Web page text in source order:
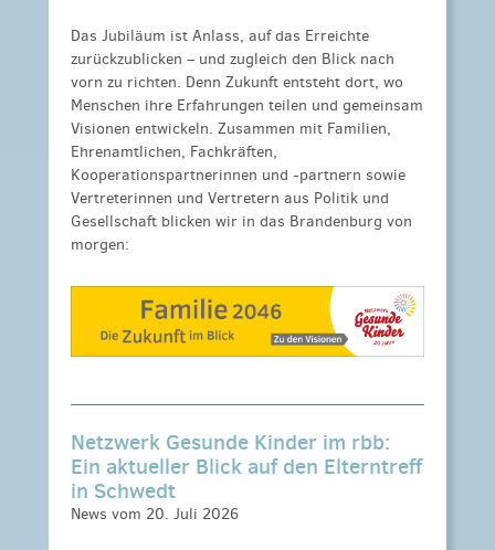
Das Jubiläum ist Anlass, auf das Erreichte
zurückzublicken – und zugleich den Blick nach
vorn zu richten. Denn Zukunft entsteht dort, wo
Menschen ihre Erfahrungen teilen und gemeinsam
Visionen entwickeln. Zusammen mit Familien,
Ehrenamtlichen, Fachkräften,
Kooperationspartnerinnen und -partnern sowie
Vertreterinnen und Vertretern aus Politik und
Gesellschaft blicken wir in das Brandenburg von
morgen:
Netzwerk Gesunde Kinder im rbb:
Ein aktueller Blick auf den Elterntreff
in Schwedt
News vom 20. Juli 2026